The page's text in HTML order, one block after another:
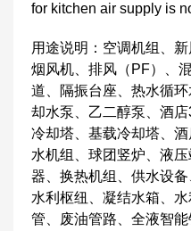
for kitchen air supply is
用途说明：空调机组、
烟风机、排风（PF）、
道、隔振台座、热水循
却水泵、乙二醇泵、酒
冷却塔、基载冷却塔、
水机组、球团竖炉、液
器、换热机组、供水设备
水利枢纽、凝结水箱、
管、废油管路、全液智